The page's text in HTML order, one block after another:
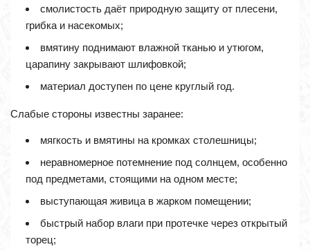
смолистость даёт природную защиту от плесени,
грибка и насекомых;
вмятину поднимают влажной тканью и утюгом,
царапину закрывают шлифовкой;
материал доступен по цене круглый год.
Слабые стороны известны заранее:
мягкость и вмятины на кромках столешницы;
неравномерное потемнение под солнцем, особенно
под предметами, стоящими на одном месте;
выступающая живица в жарком помещении;
быстрый набор влаги при протечке через открытый
торец;